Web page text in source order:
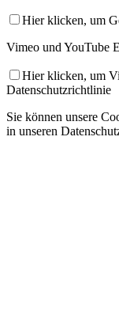
Hier klicken, um
Vimeo und YouTube
Hier klicken, um
Datenschutzrichtlinie
Sie können unsere
in unseren